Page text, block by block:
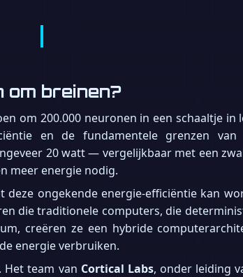
om breinen?
om 200.000 neuronen in een schaaltje in
en de fundamentele grenzen
20 watt — vergelijkbaar met een
meer energie nodig.
ongekende energie-efficiëntie kan
die traditionele computers, die
creëren ze een hybride
energie verbruiken.
team van Cortical Labs, onder leiding